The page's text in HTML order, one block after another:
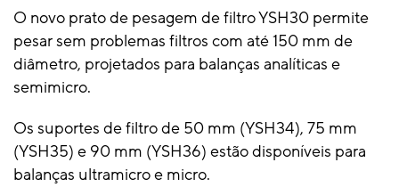
O novo prato de pesagem de filtro YSH30 permite
pesar sem problemas filtros com até 150 mm de
diâmetro, projetados para balanças analíticas e
semimicro.
Os suportes de filtro de 50 mm (YSH34), 75 mm
(YSH35) e 90 mm (YSH36) estão disponíveis para
balanças ultramicro e micro.